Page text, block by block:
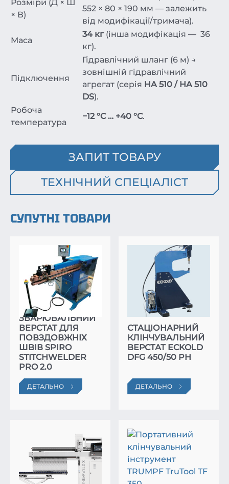
Розміри (Д × Ш
× В)
552 × 80 × 190 мм — залежить
від модифікації/тримача).
Маса
34 кг(інша модифікація — 36
кг).
Підключення
Гідравлічний шланг (6 м) →
зовнішній гідравлічний
агрегат (серія HA 510 / HA 510
DS).
Робоча
температура
−12 °C … +40 °C.
ЗАПИТ ТОВАРУ
ТЕХНІЧНИЙ СПЕЦІАЛІСТ
СУПУТНІ ТОВАРИ
ЗВАРЮВАЛЬНИЙ
ВЕРСТАТ ДЛЯ
ПОВЗДОВЖНІХ
ШВІВ SPIRO
STITCHWELDER
PRO 2.0
ДЕТАЛЬНО
СТАЦІОНАРНИЙ
КЛІНЧУВАЛЬНИЙ
ВЕРСТАТ ECKOLD
DFG 450/50 PH
ДЕТАЛЬНО